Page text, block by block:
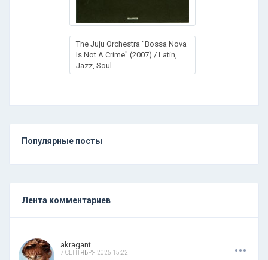
The Juju Orchestra "Bossa Nova
Is Not A Crime" (2007) / Latin,
Jazz, Soul
Популярные посты
Лента комментариев
akragant
7 СЕНТЯБРЯ 2025 15:22 ...